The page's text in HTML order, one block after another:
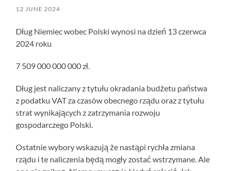
12 JUNE 2024
Dług Niemiec wobec Polski wynosi na dzień 13 czerwca
2024 roku
7 509 000 000 000 zł.
Dług jest naliczany z tytułu okradania budżetu państwa
z podatku VAT za czasów obecnego rządu oraz z tytułu
strat wynikających z zatrzymania rozwoju
gospodarczego Polski.
Ostatnie wybory wskazują że nastąpi rychła zmiana
rządu i te naliczenia będą mogły zostać wstrzymane. Ale